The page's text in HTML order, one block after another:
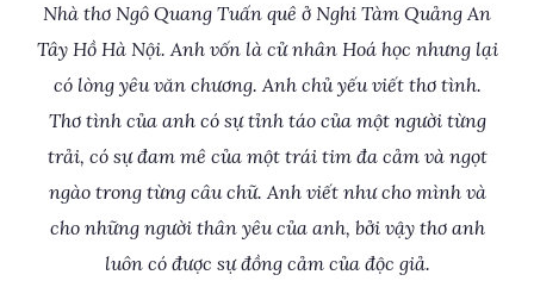
Nhà thơ Ngô Quang Tuấn quê ở Nghi Tàm Quảng An
Tây Hồ Hà Nội. Anh vốn là cử nhân Hoá học nhưng lại
có lòng yêu văn chương. Anh chủ yếu viết thơ tình.
Thơ tình của anh có sự tỉnh táo của một người từng
trải, có sự đam mê của một trái tim đa cảm và ngọt
ngào trong từng câu chữ. Anh viết như cho mình và
cho những người thân yêu của anh, bởi vậy thơ anh
luôn có được sự đồng cảm của độc giả.